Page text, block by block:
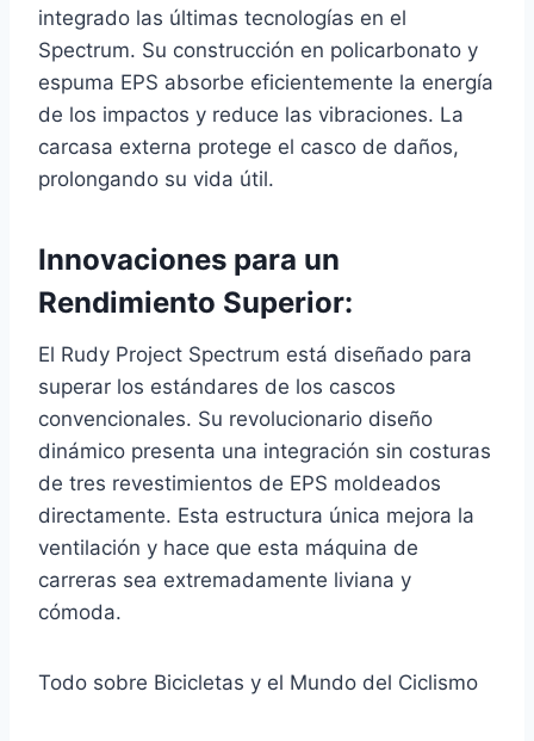
integrado las últimas tecnologías en el
Spectrum. Su construcción en policarbonato y
espuma EPS absorbe eficientemente la energía
de los impactos y reduce las vibraciones. La
carcasa externa protege el casco de daños,
prolongando su vida útil.
Innovaciones para un
Rendimiento Superior:
El Rudy Project Spectrum está diseñado para
superar los estándares de los cascos
convencionales. Su revolucionario diseño
dinámico presenta una integración sin costuras
de tres revestimientos de EPS moldeados
directamente. Esta estructura única mejora la
ventilación y hace que esta máquina de
carreras sea extremadamente liviana y
cómoda.
Todo sobre Bicicletas y el Mundo del Ciclismo